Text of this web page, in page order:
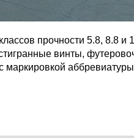
прочности 5.8, 8.8 и
винты,
маркировкой